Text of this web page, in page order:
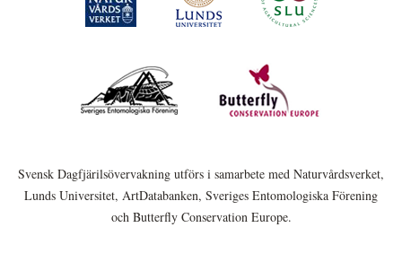
Svensk Dagfjärilsövervakning utförs i samarbete med Naturvårdsverket,
Lunds Universitet, ArtDatabanken, Sveriges Entomologiska Förening
och Butterfly Conservation Europe.